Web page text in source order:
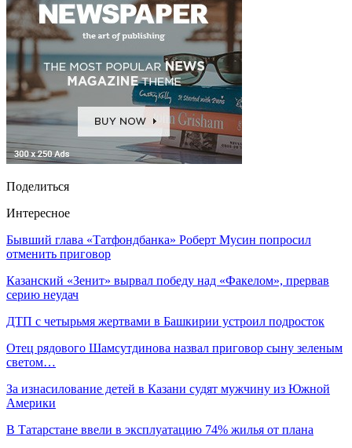
Поделиться
Интересное
Бывший глава «Татфондбанка» Роберт Мусин попросил
отменить приговор
Казанский «Зенит» вырвал победу над «Факелом», прервав
серию неудач
ДТП с четырьмя жертвами в Башкирии устроил подросток
Отец рядового Шамсутдинова назвал приговор сыну зеленым
светом…
За изнасилование детей в Казани судят мужчину из Южной
Америки
В Татарстане ввели в эксплуатацию 74% жилья от плана